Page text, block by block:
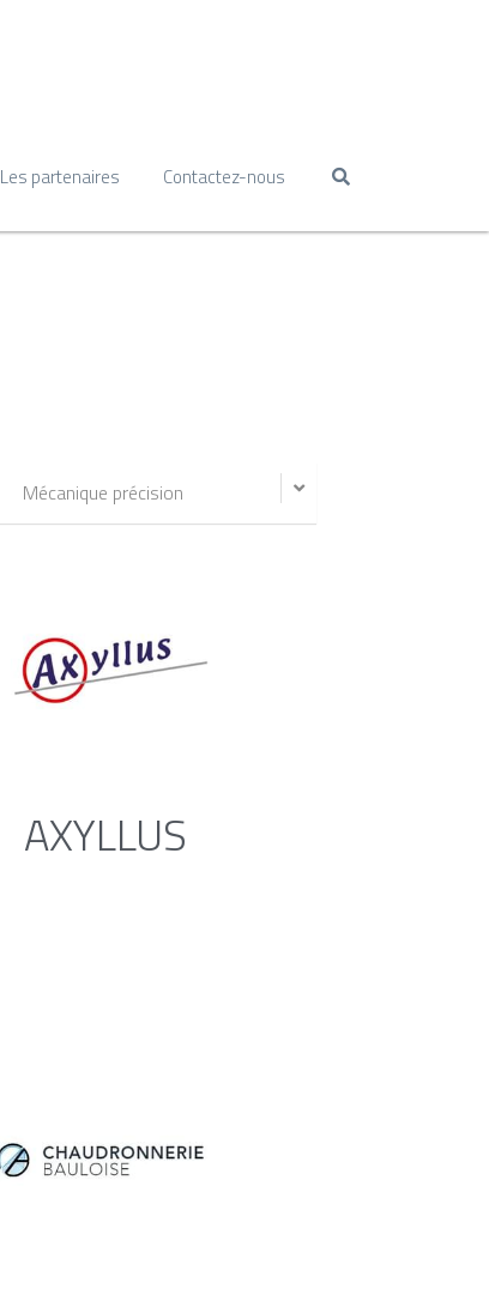
Les partenaires Contactez-nous
Mécanique précision
AXYLLUS